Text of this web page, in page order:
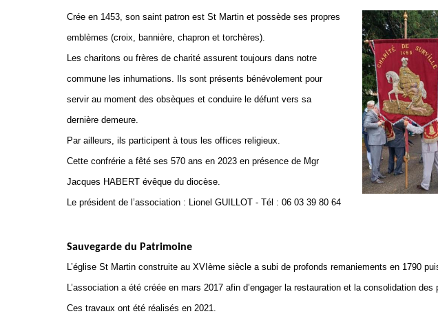
Crée en 1453, son saint patron est St Martin et possède ses propres
emblèmes (croix, bannière, chapron et torchères).
Les charitons ou frères de charité assurent toujours dans notre
commune les inhumations. Ils sont présents bénévolement pour
servir au moment des obsèques et conduire le défunt vers sa
dernière demeure.
Par ailleurs, ils participent à tous les offices religieux.
Cette confrérie a fêté ses 570 ans en 2023 en présence de Mgr
Jacques HABERT évêque du diocèse.
Le président de l’association : Lionel GUILLOT - Tél : 06 03 39 80 64
Sauvegarde du Patrimoine
L’église St Martin construite au XVIème siècle a subi de profonds remaniements en 1790
L’association a été créée en mars 2017 afin d’engager la restauration et la consolidation des
Ces travaux ont été réalisés en 2021.